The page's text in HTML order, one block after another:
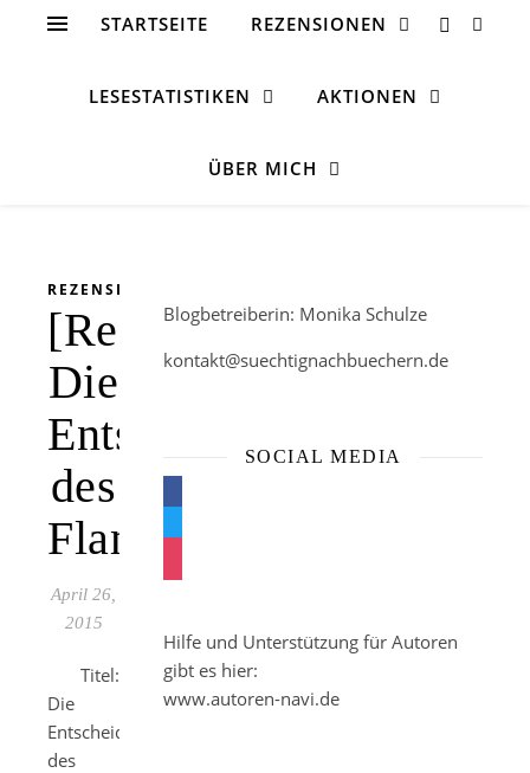
STARTSEITE REZENSIONEN
LESESTATISTIKEN AKTIONEN
ÜBER MICH
REZENSION
[Rezension]
Die
Entscheidung
des
Flammenmädchens
April 26,
2015
Titel:
Die
Entscheidung
des
Blogbetreiberin: Monika Schulze
kontakt@suechtignachbuechern.de
SOCIAL MEDIA
Hilfe und Unterstützung für Autoren
gibt es hier:
www.autoren-navi.de